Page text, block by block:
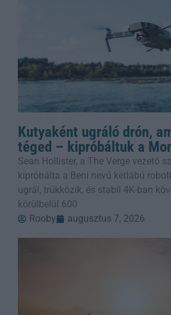
Kutyaként ugráló drón,
téged – kipróbáltuk a
Sean Hollister, a The Verge vezető
kipróbálta a Beni nevű kétlábú
ugrál, trükközik, és stabil 4K-ban
körülbelül 600
Rooby
augusztus 7, 2026